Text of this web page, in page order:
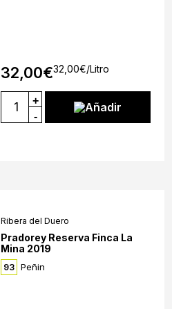
32,00€32,00€/Litro
+
-
Añadir
Ribera del Duero
Pradorey Reserva Finca La
Mina 2019
93 Peñin